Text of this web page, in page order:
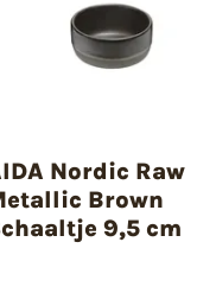
Nordic Raw
Brown
9,5 cm